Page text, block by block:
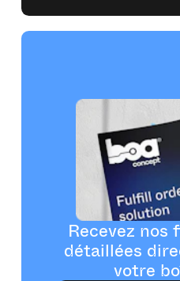
Recevez nos
détaillées
votre